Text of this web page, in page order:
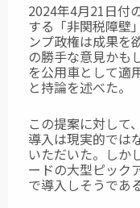
2024年4月21日付
する「非関税障壁
ンプ政権は成果を
の勝手な意見かも
を公用車として適
と持論を述べた。
この提案に対して
導入は現実的では
いただいた。しか
ードの大型ピック
で導入しそうであ